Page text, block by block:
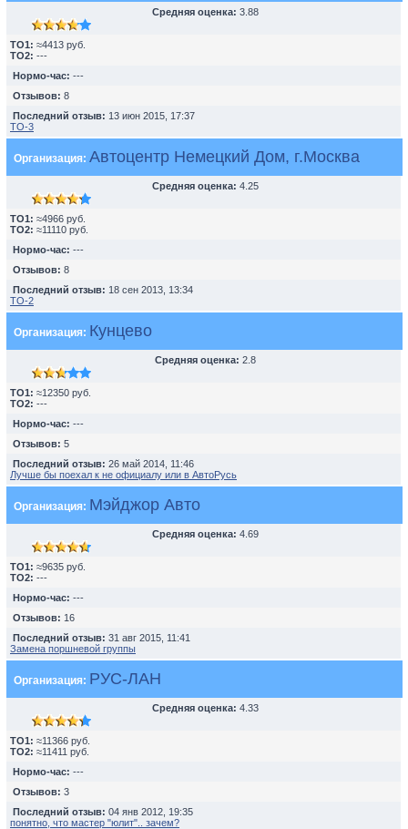
Средняя оценка: 3.88
TO1: ≈4413 руб.
TO2: ---
Нормо-час: ---
Отзывов: 8
Последний отзыв: 13 июн 2015, 17:37
ТО-3
Организация: Автоцентр Немецкий Дом, г.Москва
Средняя оценка: 4.25
TO1: ≈4966 руб.
TO2: ≈11110 руб.
Нормо-час: ---
Отзывов: 8
Последний отзыв: 18 сен 2013, 13:34
TO-2
Организация: Кунцево
Средняя оценка: 2.8
TO1: ≈12350 руб.
TO2: ---
Нормо-час: ---
Отзывов: 5
Последний отзыв: 26 май 2014, 11:46
Лучше бы поехал к не официалу или в АвтоРусь
Организация: Мэйджор Авто
Средняя оценка: 4.69
TO1: ≈9635 руб.
TO2: ---
Нормо-час: ---
Отзывов: 16
Последний отзыв: 31 авг 2015, 11:41
Замена поршневой группы
Организация: РУС-ЛАН
Средняя оценка: 4.33
TO1: ≈11366 руб.
TO2: ≈11411 руб.
Нормо-час: ---
Отзывов: 3
Последний отзыв: 04 янв 2012, 19:35
понятно, что мастер "юлит".. зачем?